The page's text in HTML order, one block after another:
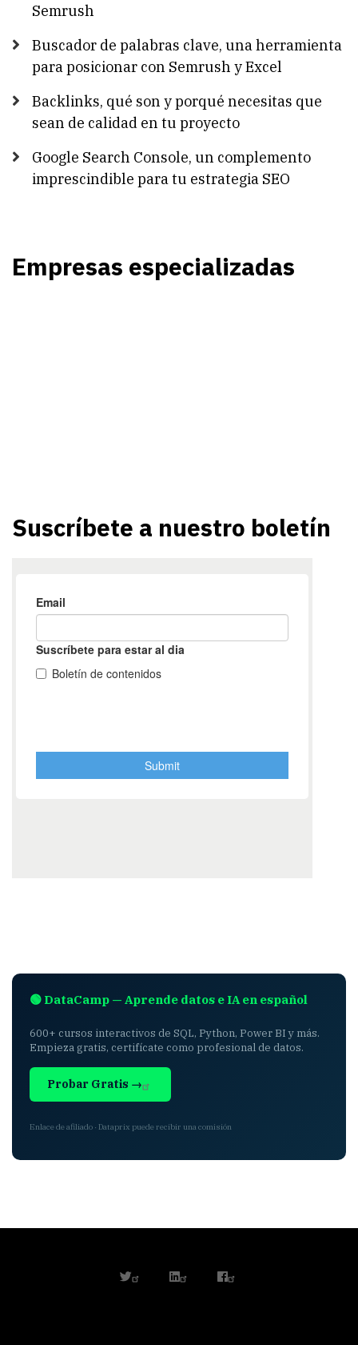
Semrush
Buscador de palabras clave, una herramienta
para posicionar con Semrush y Excel
Backlinks, qué son y porqué necesitas que
sean de calidad en tu proyecto
Google Search Console, un complemento
imprescindible para tu estrategia SEO
Empresas especializadas
Suscríbete a nuestro boletín
🟢 DataCamp — Aprende datos e IA en español
600+ cursos interactivos de SQL, Python, Power BI y más.
Empieza gratis, certifícate como profesional de datos.
Probar Gratis →
Enlace de afiliado · Dataprix puede recibir una comisión
twitterlinkedinfacebook